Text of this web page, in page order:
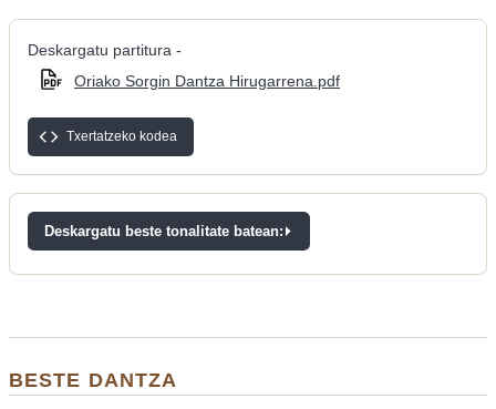
Deskargatu partitura -
Oriako Sorgin Dantza Hirugarrena.pdf
Txertatzeko kodea
Deskargatu beste tonalitate batean:
BESTE DANTZA